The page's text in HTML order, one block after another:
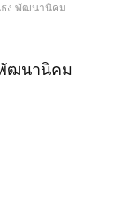
ธง พัฒนานิคม
พัฒนานิคม